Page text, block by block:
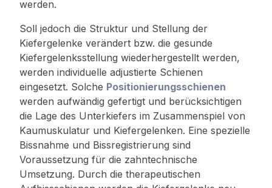
werden.
Soll jedoch die Struktur und Stellung der
Kiefergelenke verändert bzw. die gesunde
Kiefergelenksstellung wiederhergestellt werden,
werden individuelle adjustierte Schienen
eingesetzt. Solche Positionierungsschienen
werden aufwändig gefertigt und berücksichtigen
die Lage des Unterkiefers im Zusammenspiel von
Kaumuskulatur und Kiefergelenken. Eine spezielle
Bissnahme und Bissregistrierung sind
Voraussetzung für die zahntechnische
Umsetzung. Durch die therapeutischen